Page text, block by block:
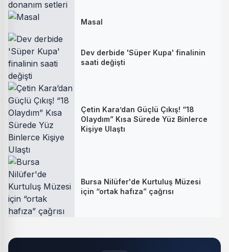
Masal
Dev derbide 'Süper Kupa' finalinin
saati değişti
Çetin Kara’dan Güçlü Çıkış! “18
Olaydım” Kısa Sürede Yüz Binlerce
Kişiye Ulaştı
Bursa Nilüfer'de Kurtuluş Müzesi
için “ortak hafıza” çağrısı